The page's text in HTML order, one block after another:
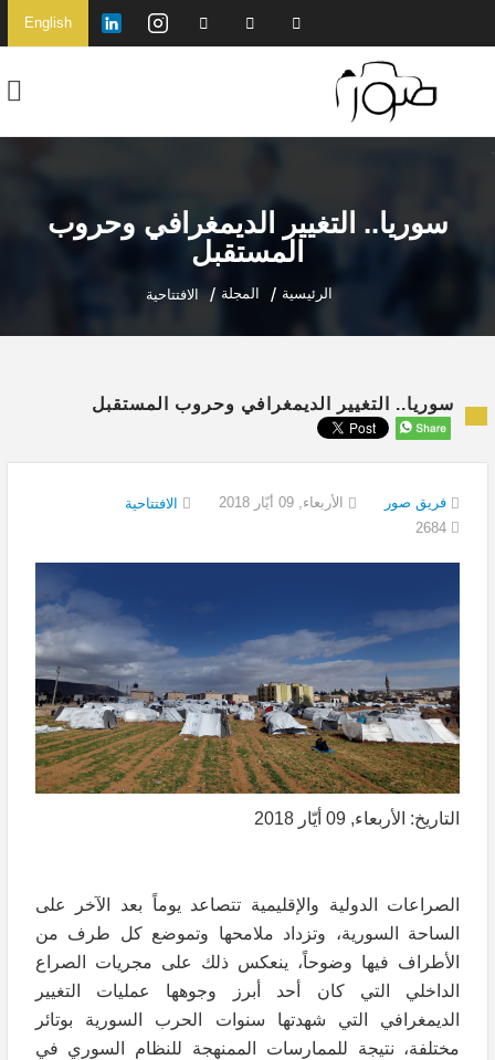
English
سوريا.. التغيير الديمغرافي وحروب
المستقبل
الرئيسية المجلة الافتتاحية
سوريا.. التغيير الديمغرافي وحروب المستقبل
فريق صور الأربعاء, 09 أيّار 2018
الافتتاحية
التاريخ: الأربعاء, 09 أيّار 2018
الصراعات الدولية والإقليمية تتصاعد يوماً بعد الآخر على
الساحة السورية، وتزداد ملامحها وتموضع كل طرف من
الأطراف فيها وضوحاً، ينعكس ذلك على مجريات الصراع
الداخلي التي كان أحد أبرز وجوهها عمليات التغيير
الديمغرافي التي شهدتها سنوات الحرب السورية بوتائر
مختلفة، نتيجة للممارسات الممنهجة للنظام السوري في